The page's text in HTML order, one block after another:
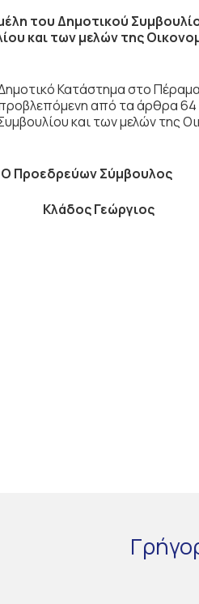
του Δημοτικού
και των μελών της
Κατάστημα στο
από τα άρθρα 64
και των μελών της
Ο Προεδρεύων Σύμβουλος
Κλάδος Γεώργιος